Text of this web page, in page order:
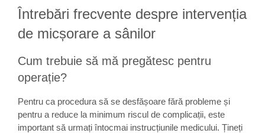
Întrebări frecvente despre intervenția
de micșorare a sânilor
Cum trebuie să mă pregătesc pentru
operație?
Pentru ca procedura să se desfășoare fără probleme și
pentru a reduce la minimum riscul de complicații, este
important să urmați întocmai instrucțiunile medicului. Țineți